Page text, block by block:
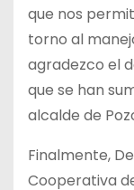
que nos
torno al
agradezco el
que se han
alcalde de
Finalmente,
Cooperativa